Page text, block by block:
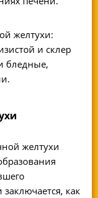
желтухи:
и склер
бледные,
желтухи
как